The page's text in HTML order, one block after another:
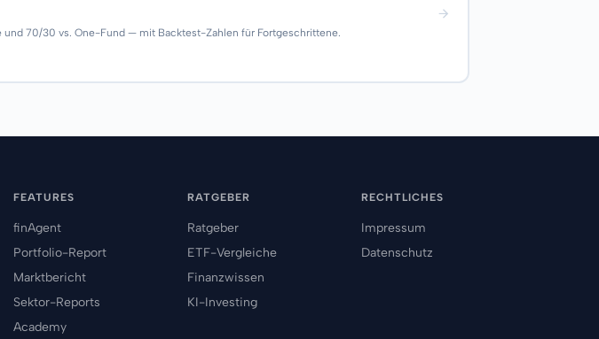
und 70/30 vs. One-Fund — mit Backtest-Zahlen für Fortgeschrittene.
FEATURES
finAgent
Portfolio-Report
Marktbericht
Sektor-Reports
Academy
RATGEBER
Ratgeber
ETF-Vergleiche
Finanzwissen
KI-Investing
RECHTLICHES
Impressum
Datenschutz